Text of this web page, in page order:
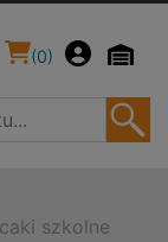
(0)
szkolne